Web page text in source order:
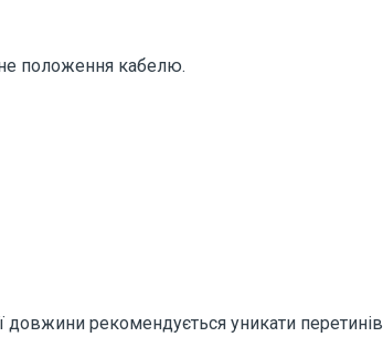
положення кабелю.
довжини рекомендується уникати перетинів